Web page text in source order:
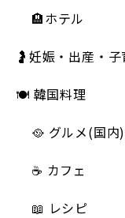
🏨ホテル
🤰妊娠・出産・子
🍽 韓国料理
🥘 グルメ(国内)
☕️ カフェ
📖 レシピ